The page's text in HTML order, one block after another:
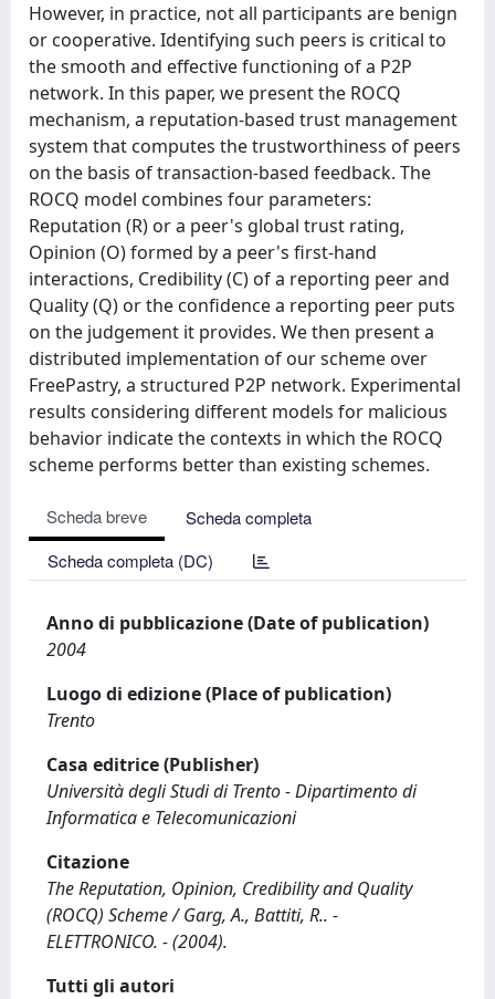
However, in practice, not all participants are benign
or cooperative. Identifying such peers is critical to
the smooth and effective functioning of a P2P
network. In this paper, we present the ROCQ
mechanism, a reputation-based trust management
system that computes the trustworthiness of peers
on the basis of transaction-based feedback. The
ROCQ model combines four parameters:
Reputation (R) or a peer's global trust rating,
Opinion (O) formed by a peer's first-hand
interactions, Credibility (C) of a reporting peer and
Quality (Q) or the confidence a reporting peer puts
on the judgement it provides. We then present a
distributed implementation of our scheme over
FreePastry, a structured P2P network. Experimental
results considering different models for malicious
behavior indicate the contexts in which the ROCQ
scheme performs better than existing schemes.
Scheda breve
Scheda completa
Scheda completa (DC)
Anno di pubblicazione (Date of publication)
2004
Luogo di edizione (Place of publication)
Trento
Casa editrice (Publisher)
Università degli Studi di Trento - Dipartimento di
Informatica e Telecomunicazioni
Citazione
The Reputation, Opinion, Credibility and Quality
(ROCQ) Scheme / Garg, A., Battiti, R.. -
ELETTRONICO. - (2004).
Tutti gli autori